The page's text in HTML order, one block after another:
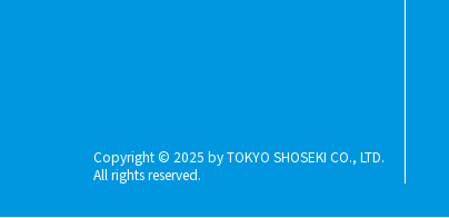
Copyright © 2025 by TOKYO SHOSEKI CO., LTD.
All rights reserved.